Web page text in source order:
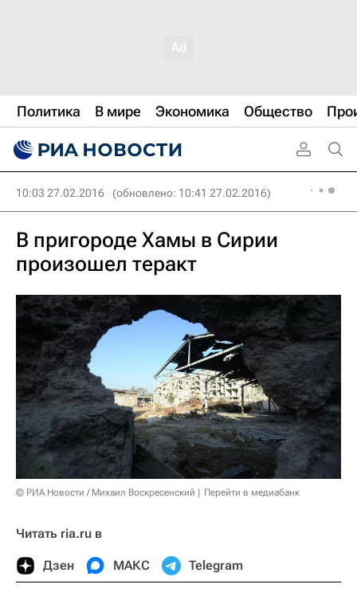
Политика В мире Экономика Общество
10:03 27.02.2016 (обновлено: 10:41 27.02.2016)
В пригороде Хамы в Сирии
произошел теракт
© РИА Новости / Михаил Воскресенский Перейти в медиабанк
Читать ria.ru в
Дзен МАКС Telegram